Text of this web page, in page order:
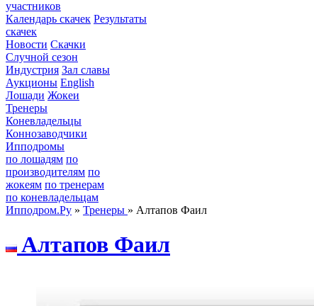
участников
Календарь скачек Результаты
скачек
Новости Скачки
Случной сезон
Индустрия Зал славы
Аукционы English
Лошади Жокеи
Тренеры
Коневладельцы
Коннозаводчики
Ипподромы
по лошадям по
производителям по
жокеям по тренерам
по коневладельцам
Ипподром.Ру » Тренеры » Алтапов Фаил
Aлтапов Фаил